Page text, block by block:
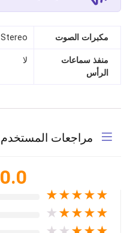
مكبرات الصوت Stereo
منفذ سماعات
الرأس
لا
مراجعات المستخدم
0.0
★
★
★
★
★
★
★
★
★
★